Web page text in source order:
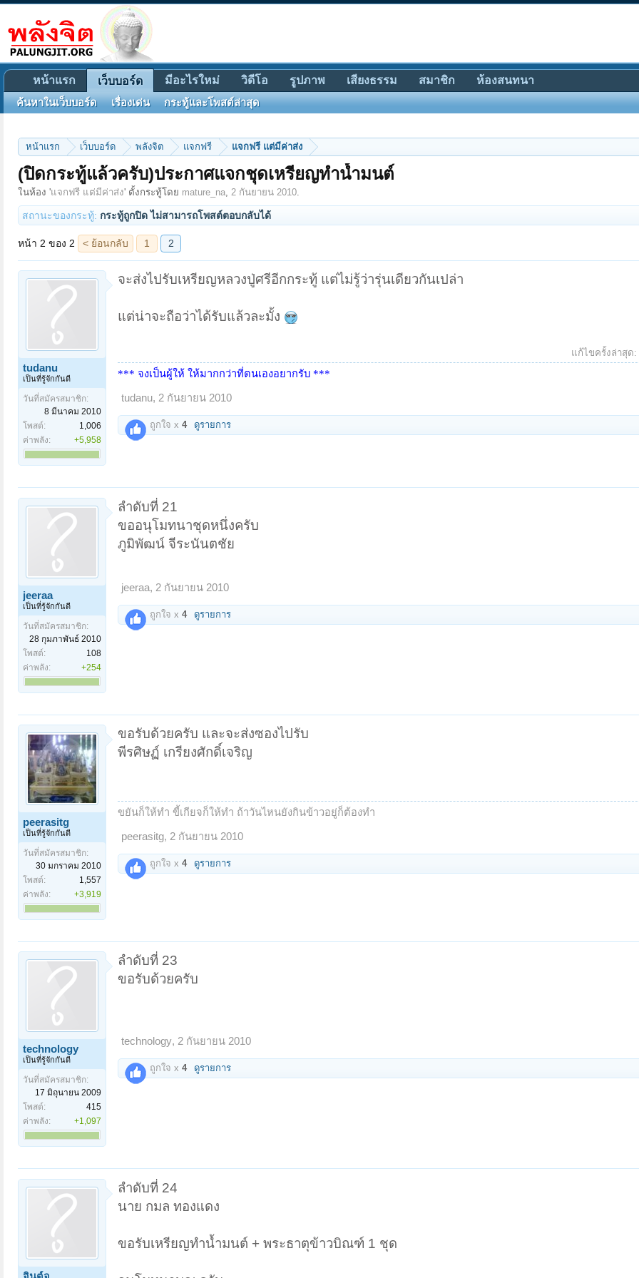
หน้าแรก เว็บบอร์ด พลังจิต แจกฟรี แจกฟรี แต่มีค่าส่ง
(ปิดกระทู้แล้วครับ)ประกาศแจกชุดเหรียญทำน้ำมนต์
ในห้อง 'แจกฟรี แต่มีค่าส่ง' ตั้งกระทู้โดย mature_na, 2 กันยายน 2010.
สถานะของกระทู้: กระทู้ถูกปิด ไม่สามารถโพสต์ตอบกลับได้
หน้า 2 ของ 2 < ย้อนกลับ 1 2
tudanu
เป็นที่รู้จักกันดี
วันที่สมัครสมาชิก:
8 มีนาคม 2010
โพสต์:
1,006
ค่าพลัง:
+5,958
จะส่งไปรับเหรียญหลวงปู่ศรีอีกกระทู้ แต่ไม่รู้ว่ารุ่นเดียวกันเปล่า
แต่น่าจะถือว่าได้รับแล้วละมั้ง
แก้ไขครั้งล่าสุด:
*** จงเป็นผู้ให้ ให้มากกว่าที่ตนเองอยากรับ ***
tudanu, 2 กันยายน 2010
ถูกใจ x 4 ดูรายการ
jeeraa
เป็นที่รู้จักกันดี
วันที่สมัครสมาชิก:
28 กุมภาพันธ์ 2010
โพสต์:
108
ค่าพลัง:
+254
ลำดับที่ 21
ขออนุโมทนาชุดหนึ่งครับ
ภูมิพัฒน์ จีระนันตชัย
jeeraa, 2 กันยายน 2010
ถูกใจ x 4 ดูรายการ
peerasitg
เป็นที่รู้จักกันดี
วันที่สมัครสมาชิก:
30 มกราคม 2010
โพสต์:
1,557
ค่าพลัง:
+3,919
ขอรับด้วยครับ และจะส่งซองไปรับ
พีรศิษฏ์ เกรียงศักดิ์เจริญ
ขยันก็ให้ทำ ขี้เกียจก็ให้ทำ ถ้าวันไหนยังกินข้าวอยู่ก็ต้องทำ
peerasitg, 2 กันยายน 2010
ถูกใจ x 4 ดูรายการ
technology
เป็นที่รู้จักกันดี
วันที่สมัครสมาชิก:
17 มิถุนายน 2009
โพสต์:
415
ค่าพลัง:
+1,097
ลำดับที่ 23
ขอรับด้วยครับ
technology, 2 กันยายน 2010
ถูกใจ x 4 ดูรายการ
ลำดับที่ 24
นาย กมล ทองแดง
ขอรับเหรียญทำน้ำมนต์ + พระธาตุข้าวบิณฑ์ 1 ชุด
หน้าแรก เว็บบอร์ด
ค้นหาในเว็บบอร์ด เรื่องเด่น กระทู้และโพสต์ล่าสุด
มีอะไรใหม่ วิดีโอ รูปภาพ เสียงธรรม สมาชิก ห้องสนทนา